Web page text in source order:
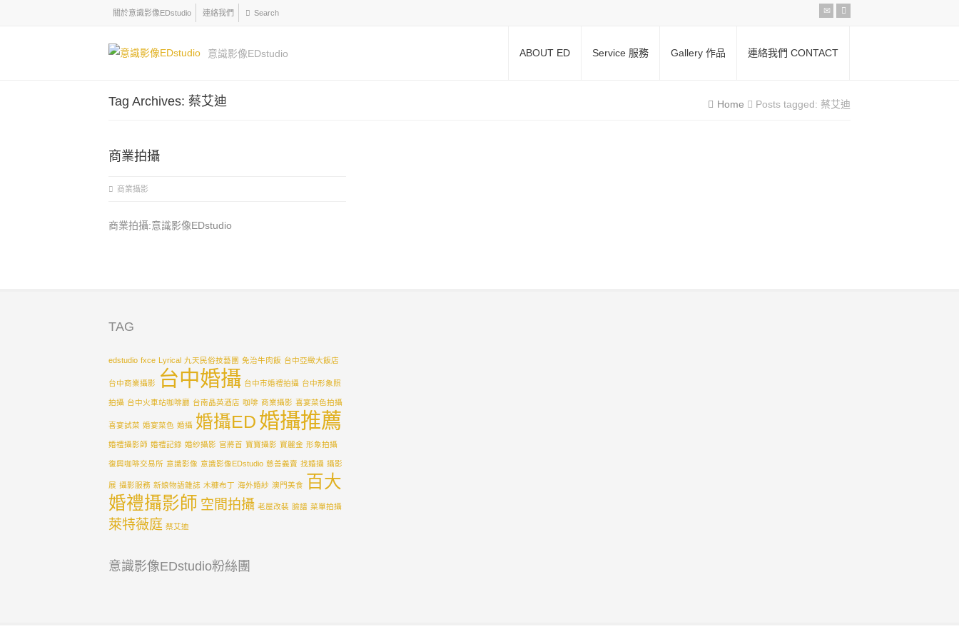
關於意識影像EDstudio 連絡我們
意識影像EDstudio ABOUT ED Service 服務 Gallery 作品 連絡我們 CONTACT
Tag Archives: 蔡艾迪 Home Posts tagged: 蔡艾迪
商業拍攝
商業攝影
商業拍攝:意識影像EDstudio
TAG
edstudio fxce Lyrical 九天民俗技藝團 免治牛肉飯 台中亞緻大飯店
台中商業攝影 台中婚攝 台中市婚禮拍攝 台中形象照
拍攝 台中火車站咖啡廳 台南晶英酒店 咖啡 商業攝影 喜宴菜色拍攝
喜宴試菜 婚宴菜色 婚攝 婚攝ED 婚攝推薦
婚禮攝影師 婚禮記錄 婚紗攝影 官將首 寶寶攝影 寶麗金 形象拍攝
復興咖啡交易所 意識影像 意識影像EDstudio 慈善義賣 找婚攝 攝影
展 攝影服務 新娘物語雜誌 木糠布丁 海外婚紗 澳門美食
百大
婚禮攝影師 空間拍攝 老屋改裝 臉譜 菜單拍攝
萊特薇庭 蔡艾迪
意識影像EDstudio粉絲團